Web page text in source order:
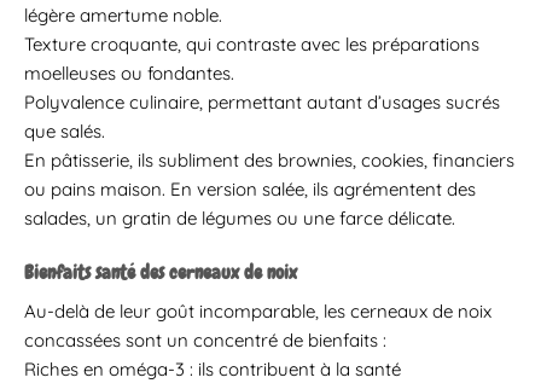
légère amertume noble.
Texture croquante, qui contraste avec les préparations
moelleuses ou fondantes.
Polyvalence culinaire, permettant autant d’usages sucrés
que salés.
En pâtisserie, ils subliment des brownies, cookies, financiers
ou pains maison. En version salée, ils agrémentent des
salades, un gratin de légumes ou une farce délicate.
Bienfaits santé des cerneaux de noix
Au-delà de leur goût incomparable, les cerneaux de noix
concassées sont un concentré de bienfaits :
Riches en oméga-3 : ils contribuent à la santé